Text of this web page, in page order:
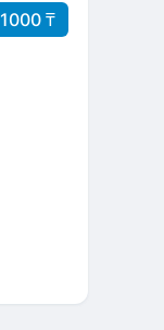
1000 ₸